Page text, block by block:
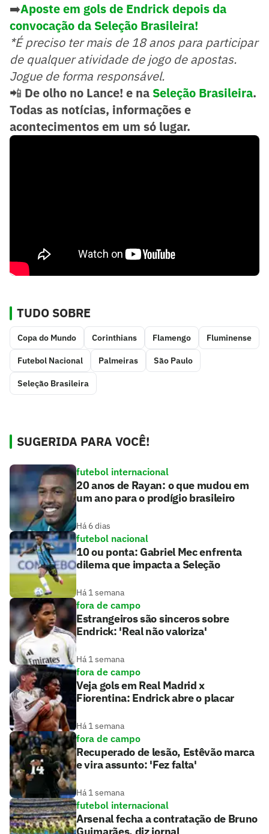
➡️Aposte em gols de Endrick depois da
convocação da Seleção Brasileira!
*É preciso ter mais de 18 anos para participar
de qualquer atividade de jogo de apostas.
Jogue de forma responsável.
📲 De olho no Lance! e na Seleção Brasileira.
Todas as notícias, informações e
acontecimentos em um só lugar.
TUDO SOBRE
Copa do Mundo Corinthians Flamengo Fluminense
Futebol Nacional Palmeiras São Paulo
Seleção Brasileira
SUGERIDA PARA VOCÊ!
futebol internacional
20 anos de Rayan: o que mudou em
um ano para o prodígio brasileiro
Há 6 dias
futebol nacional
10 ou ponta: Gabriel Mec enfrenta
dilema que impacta a Seleção
Há 1 semana
fora de campo
Estrangeiros são sinceros sobre
Endrick: 'Real não valoriza'
Há 1 semana
fora de campo
Veja gols em Real Madrid x
Fiorentina: Endrick abre o placar
Há 1 semana
fora de campo
Recuperado de lesão, Estêvão marca
e vira assunto: 'Fez falta'
Há 1 semana
futebol internacional
Arsenal fecha a contratação de Bruno